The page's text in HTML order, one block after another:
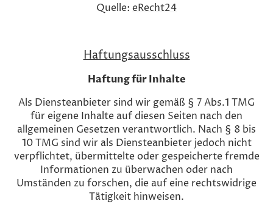
Quelle: eRecht24
Haftungsausschluss
Haftung für Inhalte
Als Diensteanbieter sind wir gemäß § 7 Abs.1 TMG
für eigene Inhalte auf diesen Seiten nach den
allgemeinen Gesetzen verantwortlich. Nach § 8 bis
10 TMG sind wir als Diensteanbieter jedoch nicht
verpflichtet, übermittelte oder gespeicherte fremde
Informationen zu überwachen oder nach
Umständen zu forschen, die auf eine rechtswidrige
Tätigkeit hinweisen.